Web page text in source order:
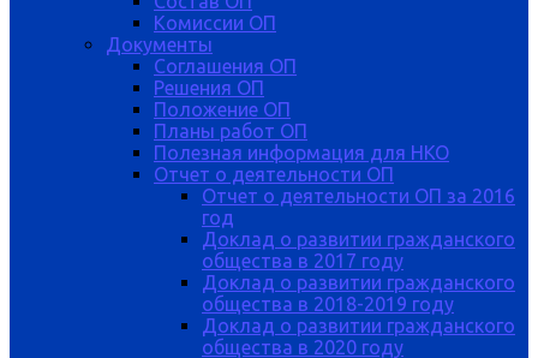
Комиссии ОП
Документы
Соглашения ОП
Решения ОП
Положение ОП
Планы работ ОП
Полезная информация для НКО
Отчет о деятельности ОП
Отчет о деятельности ОП за 2016
год
Доклад о развитии гражданского
общества в 2017 году
Доклад о развитии гражданского
общества в 2018-2019 году
Доклад о развитии гражданского
общества в 2020 году